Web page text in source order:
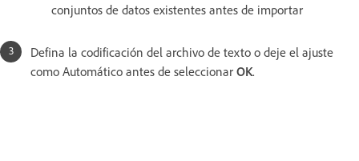
conjuntos de datos existentes antes de importar
Defina la codificación del archivo de texto o deje el ajuste
como Automático antes de seleccionar OK.